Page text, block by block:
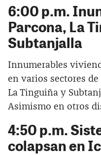
6:00 p.m.
Parcona, La
Subtanjalla
Innumerables
en varios sectores
La Tinguiña y
Asimismo en otros
4:50 p.m.
colapsan en